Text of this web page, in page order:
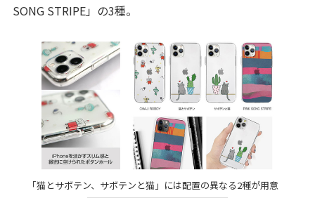
SONG STRIPE」の3種。
「猫とサボテン、サボテンと猫」には配置の異なる2種が用意